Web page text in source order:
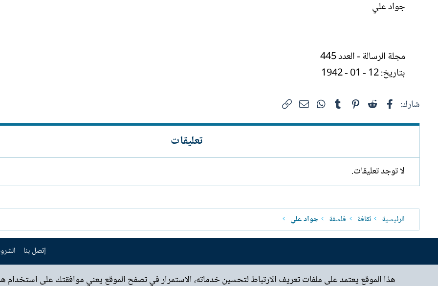
جواد علي
مجلة الرسالة - العدد 445
بتاريخ: 12 - 01 - 1942
شارك: فيسبوكReddit
Pinterest
Tumblr
WhatsAppالبريد الإلكتروني
تعليقات
لا توجد تعليقات.
الرئيسية ثقافة فلسفة جواد علي
إتصل بنا
هذا الموقع يعتمد على ملفات تعريف الارتباط لتحسين خدماته، الاستمرار في تصفح الموقع يعني موافقتك على استخدام